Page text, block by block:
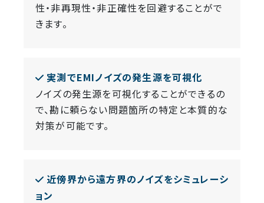
性・非再現性・非正確性を回避することがで
きます。
実測でEMIノイズの発生源を可視化
ノイズの発生源を可視化することができるの
で、勘に頼らない問題箇所の特定と本質的な
対策が可能です。
近傍界から遠方界のノイズをシミュレーシ
ョン